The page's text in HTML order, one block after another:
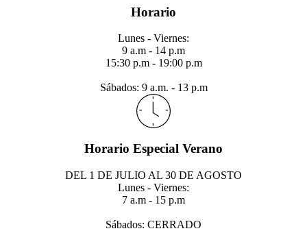
Horario
Lunes - Viernes:
9 a.m - 14 p.m
15:30 p.m - 19:00 p.m
Sábados: 9 a.m. - 13 p.m
Horario Especial Verano
DEL 1 DE JULIO AL 30 DE AGOSTO
Lunes - Viernes:
7 a.m - 15 p.m
Sábados: CERRADO